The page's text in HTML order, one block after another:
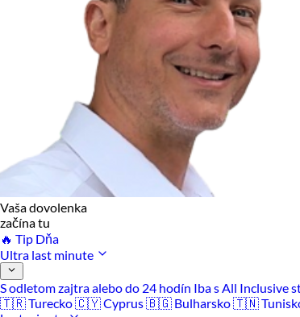
Vaša dovolenka
začína tu
🔥 Tip Dňa
Ultra last minute
S odletom zajtra alebo do 24 hodín Iba s All Inclusive
🇹🇷 Turecko🇨🇾 Cyprus🇧🇬 Bulharsko🇹🇳